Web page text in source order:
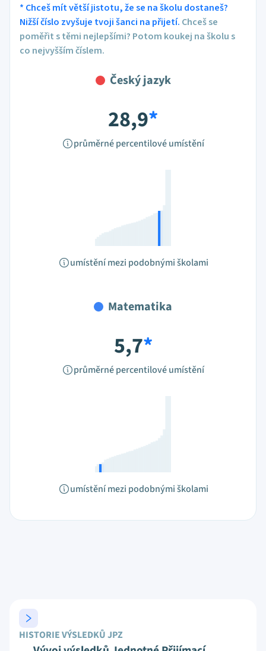
* Chceš mít větší jistotu, že se na školu dostaneš?
Nižší číslo zvyšuje tvoji šanci na přijetí. Chceš se
poměřit s těmi nejlepšími? Potom koukej na školu s
co nejvyšším číslem.
Český jazyk
28,9*
průměrné percentilové umístění
umístění mezi podobnými školami
Matematika
5,7*
průměrné percentilové umístění
umístění mezi podobnými školami
HISTORIE VÝSLEDKŮ JPZ